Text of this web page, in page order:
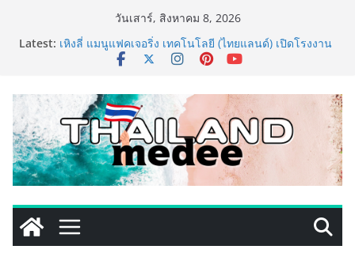
วันเสาร์, สิงหาคม 8, 2026
Latest: เหิงลี่ แมนูแฟคเจอริ่ง เทคโนโลยี (ไทยแลนด์) เปิดโรงงาน
แห่งใหม่ในชลบุรี เดินหน้าขยายฐานการผลิตสู่เอเชียตะวัน
TECNO ประกาศทรานส์ฟอร์มจากเกมมิ่งโฟน สู่ไลฟ์สไตล์
แฟชั่นไอเท็ม เสิร์ฟใหญ่ปักหมุดแลนมาร์คใหม่กลางสถานี
MRT วาง POVA 8 Series จุดเริ่มต้นครั้งสำคัญ
PIPPER STANDARD® เปิดตัวแชมพูอาบน้ำ และ โฟมอาบ
แห้งสัตว์เลี้ยง ชูนวัตกรรมพลังธรรมชาติ “Zero-Residue”
เลียขนได้ ปลอดภัย ไร้สารตกค้าง
เริ่มแล้ว! อ.ต.ก.แฟร์ 4 ภาค @ภาคกลาง “มนต์เสน่ห์เกษตร
ไทย สู่ใจกลางมหานคร” ชวนชิม ช้อป สินค้าเกษตร
คุณภาพจากทั่วไทย วันนี้ – 8 สิงหาคมนี้ ณ ลานคนเมือง
ททท. ประกาศความสำเร็จ Village to the World Season
5 ผนึก 9 พันธมิตร ขับเคลื่อน ESG Tourism สืบสานพระ